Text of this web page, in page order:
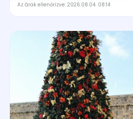
Az árak ellenőrizve: 2026.08.04. 08:14